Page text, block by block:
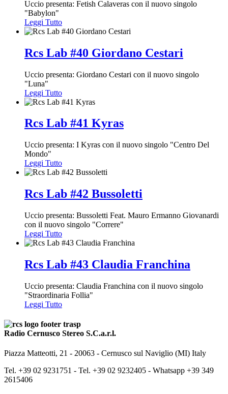
Uccio presenta: Fetish Calaveras con il nuovo singolo
"Babylon"
Leggi Tutto
Rcs Lab #40 Giordano Cestari
Uccio presenta: Giordano Cestari con il nuovo singolo
"Luna"
Leggi Tutto
Rcs Lab #41 Kyras
Uccio presenta: I Kyras con il nuovo singolo "Centro Del
Mondo"
Leggi Tutto
Rcs Lab #42 Bussoletti
Uccio presenta: Bussoletti Feat. Mauro Ermanno Giovanardi
con il nuovo singolo "Correre"
Leggi Tutto
Rcs Lab #43 Claudia Franchina
Uccio presenta: Claudia Franchina con il nuovo singolo
"Straordinaria Follia"
Leggi Tutto
Radio Cernusco Stereo S.C.a.r.l.
Piazza Matteotti, 21 - 20063 - Cernusco sul Naviglio (MI) Italy
Tel. +39 02 9231751 - Tel. +39 02 9232405 - Whatsapp +39 349
2615406